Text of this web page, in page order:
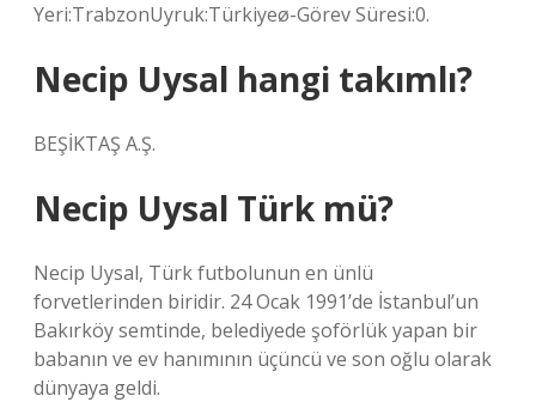
Yeri:TrabzonUyruk:Türkiyeø-Görev Süresi:0.
Necip Uysal hangi takımlı?
BEŞİKTAŞ A.Ş.
Necip Uysal Türk mü?
Necip Uysal, Türk futbolunun en ünlü
forvetlerinden biridir. 24 Ocak 1991’de İstanbul’un
Bakırköy semtinde, belediyede şoförlük yapan bir
babanın ve ev hanımının üçüncü ve son oğlu olarak
dünyaya geldi.